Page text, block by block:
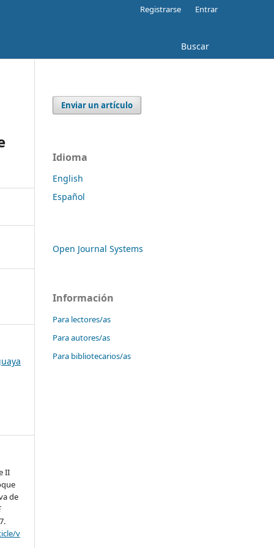
Buscar
Registrarse Entrar
II
de
v
Enviar un artículo
Idioma
English
Español
Open Journal Systems
Información
Para lectores/as
Para autores/as
Para bibliotecarios/as